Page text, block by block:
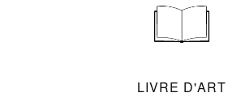
LIVRE D'ART